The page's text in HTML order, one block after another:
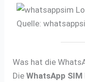
Quelle:
Was hat die
DieWhatsApp SIM